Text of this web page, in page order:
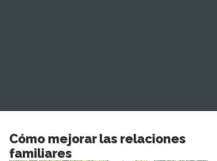
Cómo mejorar las relaciones
familiares